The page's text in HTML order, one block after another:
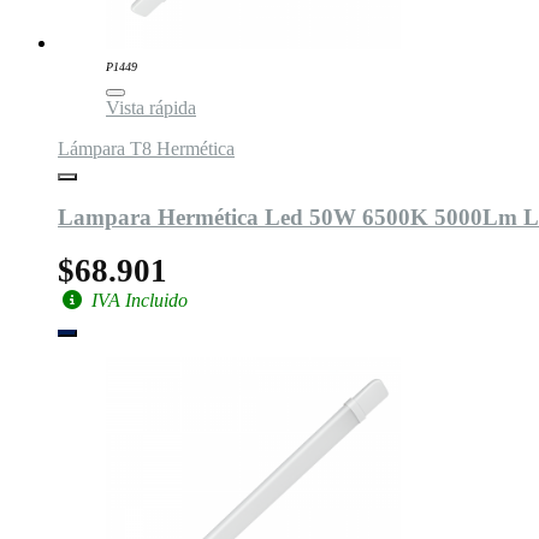
P1449
Vista rápida
Lámpara T8 Hermética
Lampara Hermética Led 50W 6500K 5000Lm
$68.901
IVA Incluido